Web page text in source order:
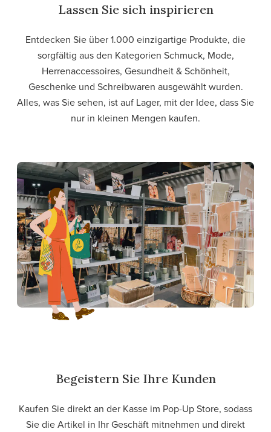
Lassen Sie sich inspirieren
Entdecken Sie über 1.000 einzigartige Produkte, die
sorgfältig aus den Kategorien Schmuck, Mode,
Herrenaccessoires, Gesundheit & Schönheit,
Geschenke und Schreibwaren ausgewählt wurden.
Alles, was Sie sehen, ist auf Lager, mit der Idee, dass Sie
nur in kleinen Mengen kaufen.
Begeistern Sie Ihre Kunden
Kaufen Sie direkt an der Kasse im Pop-Up Store, sodass
Sie die Artikel in Ihr Geschäft mitnehmen und direkt